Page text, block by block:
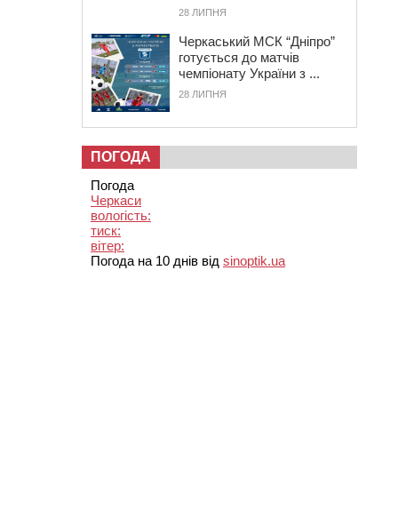
28 ЛИПНЯ
Черкаський МСК “Дніпро”
готується до матчів
чемпіонату України з ...
28 ЛИПНЯ
ПОГОДА
Погода
Черкаси
вологість:
тиск:
вітер:
Погода на 10 днів від sinoptik.ua